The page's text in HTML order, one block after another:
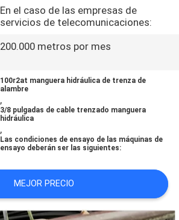
En el caso de las empresas de
servicios de telecomunicaciones:
200.000 metros por mes
100r2at manguera hidráulica de trenza de
alambre
,
3/8 pulgadas de cable trenzado manguera
hidráulica
,
Las condiciones de ensayo de las máquinas de
ensayo deberán ser las siguientes:
MEJOR PRECIO